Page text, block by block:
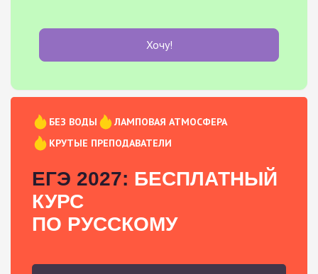
Хочу!
БЕЗ ВОДЫ
ЛАМПОВАЯ АТМОСФЕРА
КРУТЫЕ ПРЕПОДАВАТЕЛИ
ЕГЭ 2027: БЕСПЛАТНЫЙ
КУРС
ПО РУССКОМУ